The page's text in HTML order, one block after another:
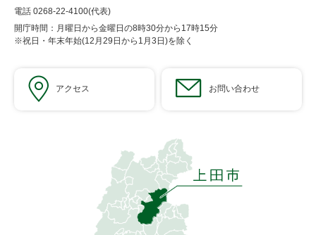
電話 0268-22-4100(代表)
開庁時間：月曜日から金曜日の8時30分から17時15分
※祝日・年末年始(12月29日から1月3日)を除く
アクセス お問い合わせ